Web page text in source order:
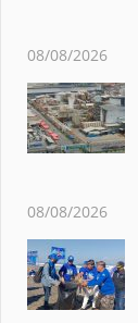
08/08/2026
08/08/2026